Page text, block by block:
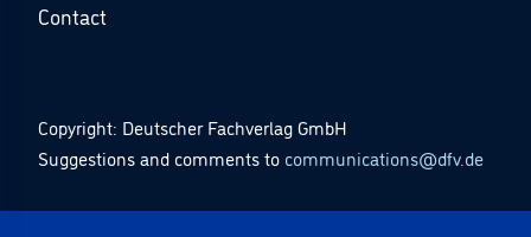
Contact
Copyright: Deutscher Fachverlag GmbH
Suggestions and comments to communications@dfv.de